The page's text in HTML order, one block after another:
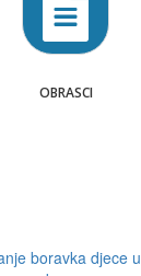
OBRASCI